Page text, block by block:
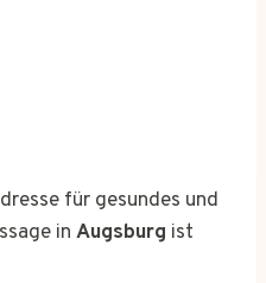
für gesundes und
in Augsburg ist